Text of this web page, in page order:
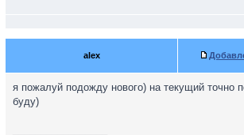
alex
я пожалуй подожду нового) на текущий точно
буду)